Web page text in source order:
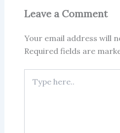
Leave a Comment
Your email address will
Required fields are
here..